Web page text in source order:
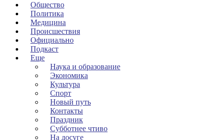
Общество
Политика
Медицина
Происшествия
Официально
Подкаст
Еще
Наука и образование
Экономика
Культура
Спорт
Новый путь
Контакты
Праздник
Субботнее чтиво
На досуге